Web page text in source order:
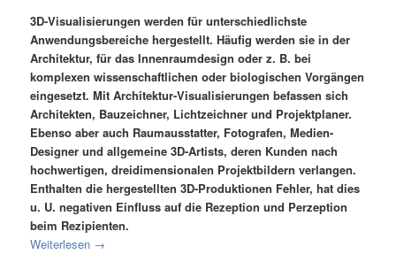
3D-Visualisierungen werden für unterschiedlichste
Anwendungsbereiche hergestellt. Häufig werden sie in der
Architektur, für das Innenraumdesign oder z. B. bei
komplexen wissenschaftlichen oder biologischen Vorgängen
eingesetzt. Mit Architektur-Visualisierungen befassen sich
Architekten, Bauzeichner, Lichtzeichner und Projektplaner.
Ebenso aber auch Raumausstatter, Fotografen, Medien-
Designer und allgemeine 3D-Artists, deren Kunden nach
hochwertigen, dreidimensionalen Projektbildern verlangen.
Enthalten die hergestellten 3D-Produktionen Fehler, hat dies
u. U. negativen Einfluss auf die Rezeption und Perzeption
beim Rezipienten.
Weiterlesen →